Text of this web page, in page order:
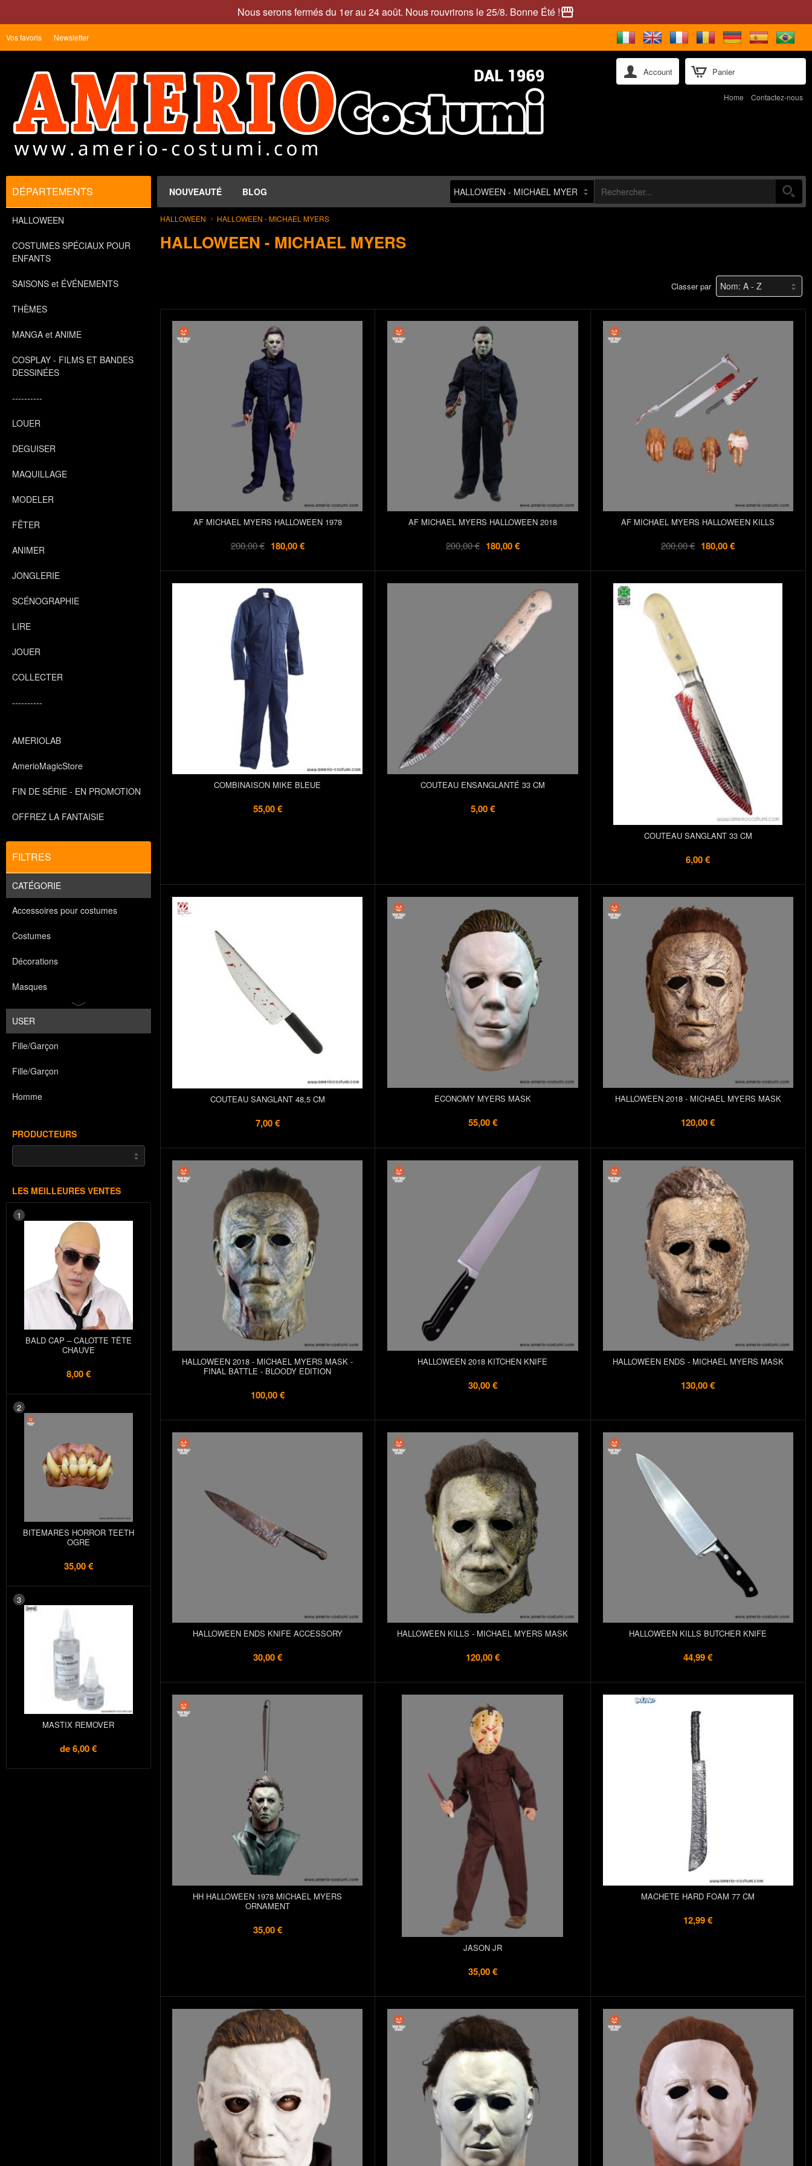
Nous serons fermés du 1er au 24 août. Nous rouvrirons le 25/8. Bonne Été !storefront
Panier
Vos favoris Newsletter
Account
Home Contactez-nous
NOUVEAUTÉ BLOG
DÉPARTEMENTS
HALLOWEEN
COSTUMES SPÉCIAUX POUR
ENFANTS
SAISONS et ÉVÉNEMENTS
THÈMES
MANGA et ANIME
COSPLAY - FILMS ET BANDES
DESSINÉES
----------
LOUER
DEGUISER
MAQUILLAGE
MODELER
FÊTER
ANIMER
JONGLERIE
SCÉNOGRAPHIE
LIRE
JOUER
COLLECTER
----------
AMERIOLAB
AmerioMagicStore
FIN DE SÉRIE - EN PROMOTION
OFFREZ LA FANTAISIE
FILTRES
CATÉGORIE
Accessoires pour costumes
Costumes
Décorations
Masques
USER
Fille/Garçon
Fille/Garçon
Homme
PRODUCTEURS
LES MEILLEURES VENTES
1
BALD CAP – CALOTTE TÊTE
CHAUVE
8,00 €
2
BITEMARES HORROR TEETH
OGRE
35,00 €
3
MASTIX REMOVER
de6,00 €
HALLOWEEN HALLOWEEN - MICHAEL MYERS
HALLOWEEN - MICHAEL MYERS
Classer par
AF MICHAEL MYERS HALLOWEEN 1978
200,00 € 180,00 €
AF MICHAEL MYERS HALLOWEEN 2018
200,00 € 180,00 €
AF MICHAEL MYERS HALLOWEEN KILLS
200,00 € 180,00 €
COMBINAISON MIKE BLEUE
55,00 €
COUTEAU ENSANGLANTÉ 33 CM
5,00 €
COUTEAU SANGLANT 33 CM
6,00 €
COUTEAU SANGLANT 48,5 CM
7,00 €
ECONOMY MYERS MASK
55,00 €
HALLOWEEN 2018 - MICHAEL MYERS MASK
120,00 €
HALLOWEEN 2018 - MICHAEL MYERS MASK -
FINAL BATTLE - BLOODY EDITION
100,00 €
HALLOWEEN 2018 KITCHEN KNIFE
30,00 €
HALLOWEEN ENDS - MICHAEL MYERS MASK
130,00 €
HALLOWEEN ENDS KNIFE ACCESSORY
30,00 €
HALLOWEEN KILLS - MICHAEL MYERS MASK
120,00 €
HALLOWEEN KILLS BUTCHER KNIFE
44,99 €
HH HALLOWEEN 1978 MICHAEL MYERS
ORNAMENT
35,00 €
JASON JR
35,00 €
MACHETE HARD FOAM 77 CM
12,99 €